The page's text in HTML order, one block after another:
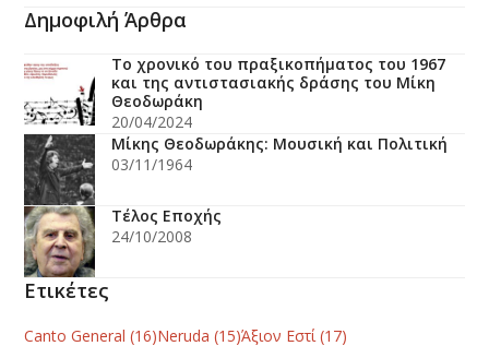
Δημοφιλή Άρθρα
Το χρονικό του πραξικοπήματος του 1967
και της αντιστασιακής δράσης του Μίκη
Θεοδωράκη
20/04/2024
Μίκης Θεοδωράκης: Μουσική και Πολιτική
03/11/1964
Τέλος Εποχής
24/10/2008
Ετικέτες
Canto General (16)Neruda (15)Άξιον Εστί(17)